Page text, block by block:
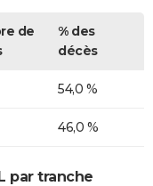
de
% des
décès
54,0 %
46,0 %
par tranche